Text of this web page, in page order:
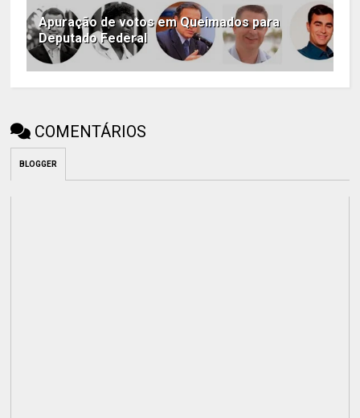
Apuração de votos em Queimados para
Deputado Federal
COMENTÁRIOS
BLOGGER